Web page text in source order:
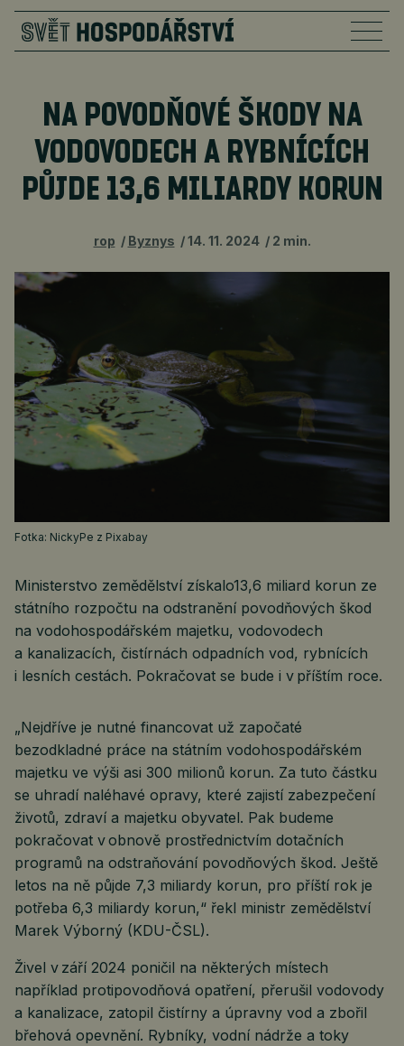
NA POVODŇOVÉ ŠKODY NA
VODOVODECH A RYBNÍCÍCH
PŮJDE 13,6 MILIARDY KORUN
rop Byznys 14. 11. 2024 2 min.
Fotka: NickyPe z Pixabay
Ministerstvo zemědělství získalo13,6 miliard korun ze
státního rozpočtu na odstranění povodňových škod
na vodohospodářském majetku, vodovodech
a kanalizacích, čistírnách odpadních vod, rybnících
i lesních cestách. Pokračovat se bude i v příštím roce.
„Nejdříve je nutné financovat už započaté
bezodkladné práce na státním vodohospodářském
majetku ve výši asi 300 milionů korun. Za tuto částku
se uhradí naléhavé opravy, které zajistí zabezpečení
životů, zdraví a majetku obyvatel. Pak budeme
pokračovat v obnově prostřednictvím dotačních
programů na odstraňování povodňových škod. Ještě
letos na ně půjde 7,3 miliardy korun, pro příští rok je
potřeba 6,3 miliardy korun,“ řekl ministr zemědělství
Marek Výborný (KDU-ČSL).
Živel v září 2024 poničil na některých místech
například protipovodňová opatření, přerušil vodovody
a kanalizace, zatopil čistírny a úpravny vod a zbořil
břehová opevnění. Rybníky, vodní nádrže a toky